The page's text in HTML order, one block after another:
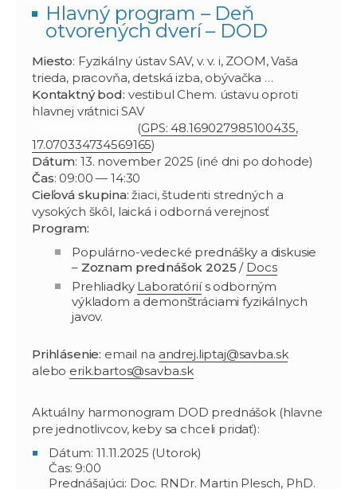
Hlavný program – Deň
otvorených dverí – DOD
Miesto: Fyzikálny ústav SAV, v. v. i, ZOOM, Vaša
trieda, pracovňa, detská izba, obývačka …
Kontaktný bod: vestibul Chem. ústavu oproti
hlavnej vrátnici SAV
(GPS: 48.169027985100435,
17.070334734569165)
Dátum: 13. november 2025 (iné dni po dohode)
Čas: 09:00 — 14:30
Cieľová skupina: žiaci, študenti stredných a
vysokých škôl, laická i odborná verejnosť
Program:
Populárno-vedecké prednášky a diskusie
– Zoznam prednášok 2025 / Docs
Prehliadky Laboratóriís odborným
výkladom a demonštráciami fyzikálnych
javov.
Prihlásenie: email na andrej.liptaj@savba.sk
alebo erik.bartos@savba.sk
Aktuálny harmonogram DOD prednášok (hlavne
pre jednotlivcov, keby sa chceli pridať):
Dátum: 11.11.2025 (Utorok)
Čas: 9:00
Prednášajúci: Doc. RNDr. Martin Plesch, PhD.